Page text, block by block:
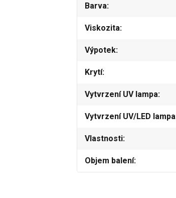
Barva
Viskozita
Výpotek
Krytí
Vytvrzení UV lampa
Vytvrzení UV/LED lampa
Vlastnosti
Objem balení